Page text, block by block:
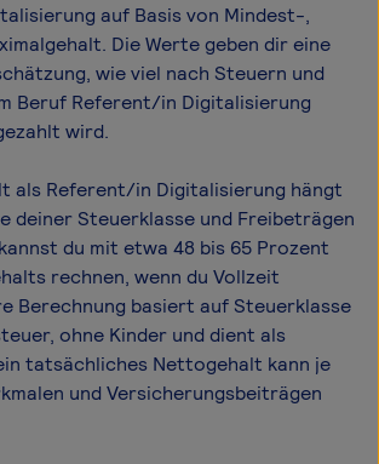
auf Basis von Mindest-,
Die Werte geben dir eine
wie viel nach Steuern und
Beruf Referent/in Digitalisierung
wird.
als Referent/in Digitalisierung hängt
deiner Steuerklasse und Freibeträgen
du mit etwa 48 bis 65 Prozent
rechnen, wenn du Vollzeit
Berechnung basiert auf Steuerklasse
ohne Kinder und dient als
tatsächliches Nettogehalt kann je
und Versicherungsbeiträgen